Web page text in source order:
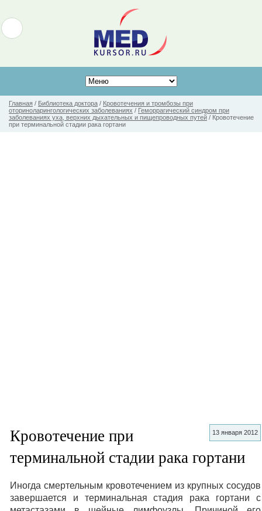
Главная / Библиотека доктора / Кровотечения и тромбозы при
оториноларингологических заболеваниях / Геморрагический синдром при
заболеваниях уха, верхних дыхательных и пищепроводных путей / Кровотечение
при терминальной стадии рака гортани
13 января 2012
Кровотечение при
терминальной стадии рака гортани
Иногда смертельным кровотечением из крупных сосудов
завершается и терминальная стадия рака гортани с